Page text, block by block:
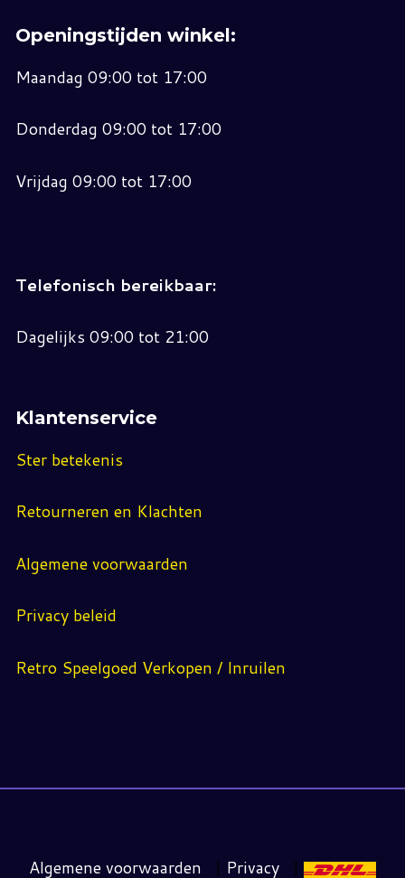
Openingstijden winkel:
Maandag 09:00 tot 17:00
Donderdag 09:00 tot 17:00
Vrijdag 09:00 tot 17:00
Telefonisch bereikbaar:
Dagelijks 09:00 tot 21:00
Klantenservice
Ster betekenis
Retourneren en Klachten
Algemene voorwaarden
Privacy beleid
Retro Speelgoed Verkopen / Inruilen
Algemene voorwaarden | Privacy |